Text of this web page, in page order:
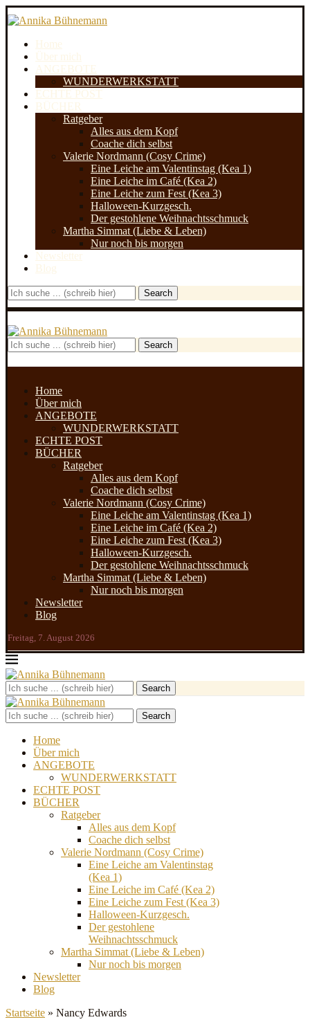
Home
Über mich
ANGEBOTE
WUNDERWERKSTATT
ECHTE POST
BÜCHER
Ratgeber
Alles aus dem Kopf
Coache dich selbst
Valerie Nordmann (Cosy Crime)
Eine Leiche am Valentinstag (Kea 1)
Eine Leiche im Café (Kea 2)
Eine Leiche zum Fest (Kea 3)
Halloween-Kurzgesch.
Der gestohlene Weihnachtsschmuck
Martha Simmat (Liebe & Leben)
Nur noch bis morgen
Newsletter
Blog
Search
Search
Home
Über mich
ANGEBOTE
WUNDERWERKSTATT
ECHTE POST
BÜCHER
Ratgeber
Alles aus dem Kopf
Coache dich selbst
Valerie Nordmann (Cosy Crime)
Eine Leiche am Valentinstag (Kea 1)
Eine Leiche im Café (Kea 2)
Eine Leiche zum Fest (Kea 3)
Halloween-Kurzgesch.
Der gestohlene Weihnachtsschmuck
Martha Simmat (Liebe & Leben)
Nur noch bis morgen
Newsletter
Blog
Freitag, 7. August 2026
Search
Search
Home
Über mich
ANGEBOTE
WUNDERWERKSTATT
ECHTE POST
BÜCHER
Ratgeber
Alles aus dem Kopf
Coache dich selbst
Valerie Nordmann (Cosy Crime)
Eine Leiche am Valentinstag
(Kea 1)
Eine Leiche im Café (Kea 2)
Eine Leiche zum Fest (Kea 3)
Halloween-Kurzgesch.
Der gestohlene
Weihnachtsschmuck
Martha Simmat (Liebe & Leben)
Nur noch bis morgen
Newsletter
Blog
Startseite » Nancy Edwards